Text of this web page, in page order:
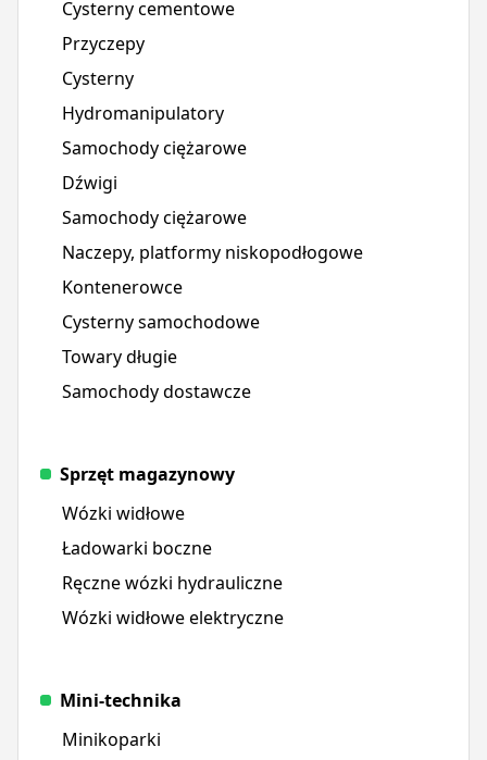
Cysterny cementowe
Przyczepy
Cysterny
Hydromanipulatory
Samochody ciężarowe
Dźwigi
Samochody ciężarowe
Naczepy, platformy niskopodłogowe
Kontenerowce
Cysterny samochodowe
Towary długie
Samochody dostawcze
Sprzęt magazynowy
Wózki widłowe
Ładowarki boczne
Ręczne wózki hydrauliczne
Wózki widłowe elektryczne
Mini-technika
Minikoparki